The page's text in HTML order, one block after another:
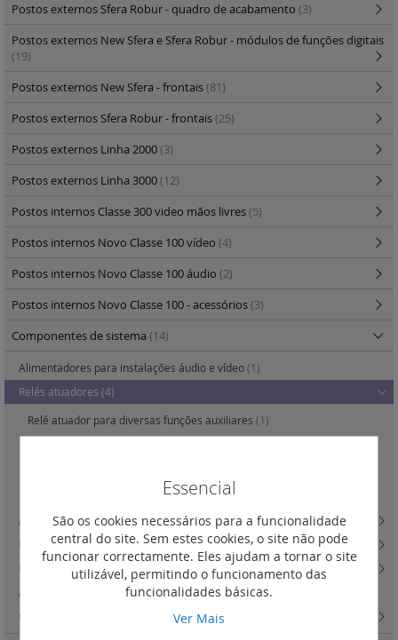
Postos externos Sfera Robur - quadro de acabamento (3)
Postos externos New Sfera e Sfera Robur - módulos de funções digitais
(19)
Postos externos New Sfera - frontais(81)
Postos externos Sfera Robur - frontais(25)
Postos externos Linha 2000(3)
Postos externos Linha 3000(12)
Postos internos Classe 300 video mãos livres(5)
Postos internos Novo Classe 100 vídeo (4)
Postos internos Novo Classe 100 áudio (2)
Postos internos Novo Classe 100 - acessórios(3)
Componentes de sistema (14)
Alimentadores para instalações áudio e vídeo(1)
Relés atuadores (4)
Relé atuador para diversas funções auxiliares (1)
Acessórios de vídeo(3)
Interface com outros sistemas (2)
Interface de expansão
Acessórios de campainha(1)
Outros acessórios
Essencial
São os cookies necessários para a funcionalidade
central do site. Sem estes cookies, o site não pode
funcionar correctamente. Eles ajudam a tornar o site
utilizável, permitindo o funcionamento das
funcionalidades básicas.
Ver Mais